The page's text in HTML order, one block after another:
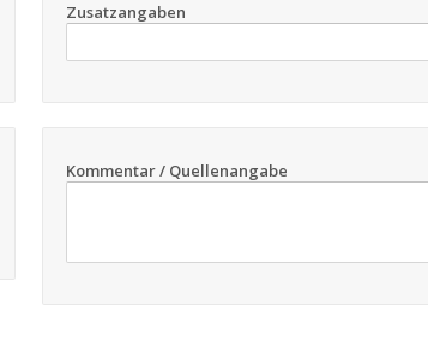
Zusatzangaben
Kommentar / Quellenangabe